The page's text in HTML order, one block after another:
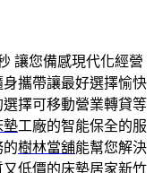
讓您備感現代化經營
身攜帶讓最好選擇愉快
選擇可移動營業轉貸等
墊工廠的智能保全的服
的樹林當舖能幫您解決
低價的床墊居家新竹